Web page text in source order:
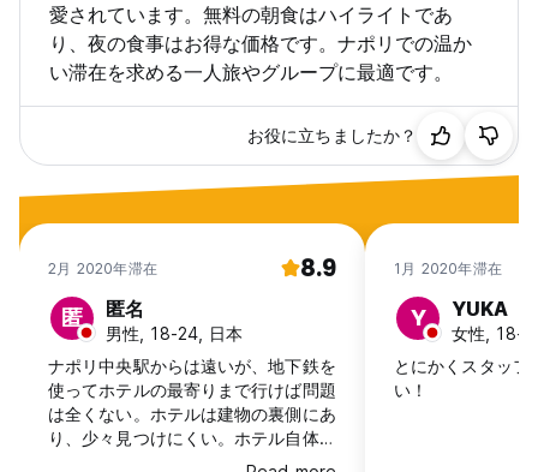
愛されています。無料の朝食はハイライトであ
り、夜の食事はお得な価格です。ナポリでの温か
い滞在を求める一人旅やグループに最適です。
お役に立ちましたか？
2月 2020年滞在 8.9
匿 匿名
男性, 18-24, 日本
ナポリ中央駅からは遠いが、地下鉄を
使ってホテルの最寄りまで行けば問題
は全くない。ホテルは建物の裏側にあ
り、少々見つけにくい。ホテル自体は
最高だった。スタッフは気さくだし、
1月 2020年滞在
Y YUKA
女性, 18-
とにかくスタッフ
い！